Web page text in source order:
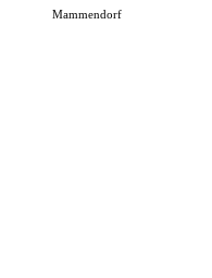
Mammendorf